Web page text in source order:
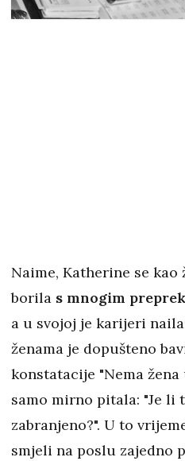
Naime, Katherine se
borila s mnogim
a u svojoj je karijeri
ženama je dopušteno
konstatacije "Nema žena
samo mirno pitala: "Je li
zabranjeno?". U to
smjeli na poslu zajedno